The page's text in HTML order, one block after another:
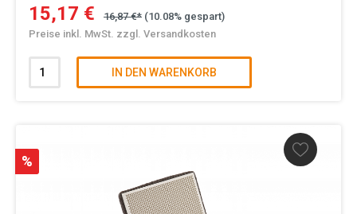
15,17 € 16,87 €* (10.08% gespart)
Preise inkl. MwSt. zzgl. Versandkosten
IN DEN WARENKORB
%